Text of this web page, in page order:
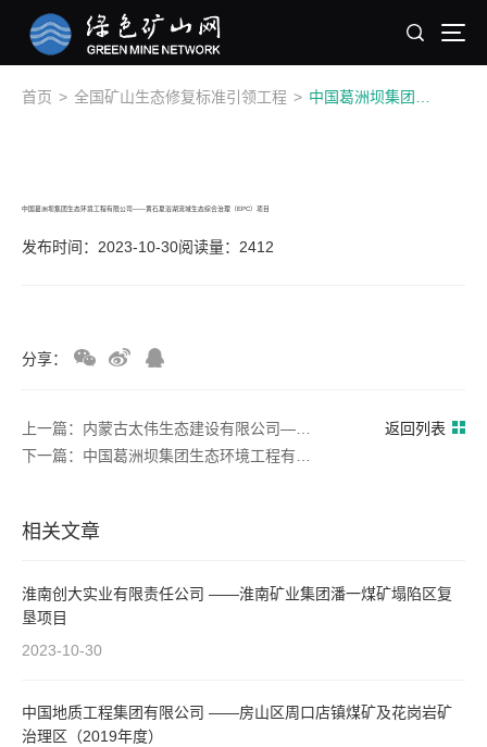
首页 > 全国矿山生态修复标准引领工程 >
中国葛洲坝集团生态环境工程有限公司——黄石夏浴湖流域生态综合治理（EPC）项目
发布时间：2023-10-30阅读量：2412
分享：
返回列表
相关文章
淮南创大实业有限责任公司 ——淮南矿业集团潘一煤矿塌陷区复
垦项目
2023-10-30
中国地质工程集团有限公司 ——房山区周口店镇煤矿及花岗岩矿
治理区（2019年度）